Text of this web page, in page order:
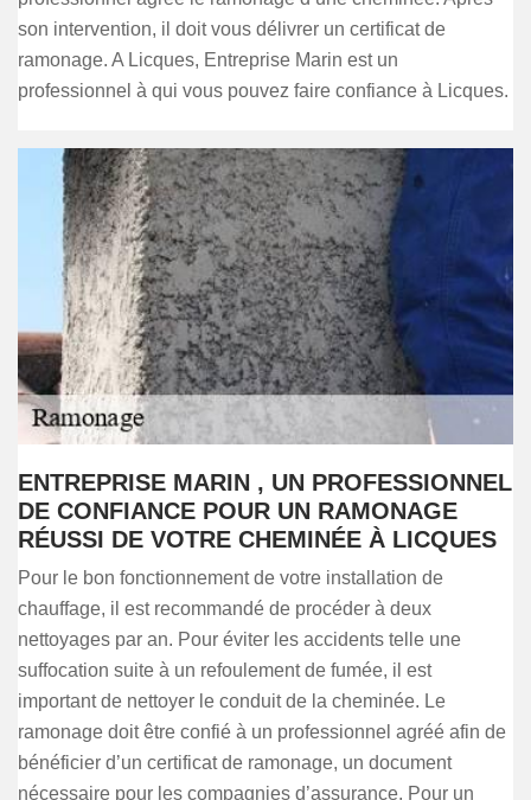
son intervention, il doit vous délivrer un certificat de
ramonage. A Licques, Entreprise Marin est un
professionnel à qui vous pouvez faire confiance à Licques.
ENTREPRISE MARIN , UN PROFESSIONNEL
DE CONFIANCE POUR UN RAMONAGE
RÉUSSI DE VOTRE CHEMINÉE À LICQUES
Pour le bon fonctionnement de votre installation de
chauffage, il est recommandé de procéder à deux
nettoyages par an. Pour éviter les accidents telle une
suffocation suite à un refoulement de fumée, il est
important de nettoyer le conduit de la cheminée. Le
ramonage doit être confié à un professionnel agréé afin de
bénéficier d’un certificat de ramonage, un document
nécessaire pour les compagnies d’assurance. Pour un